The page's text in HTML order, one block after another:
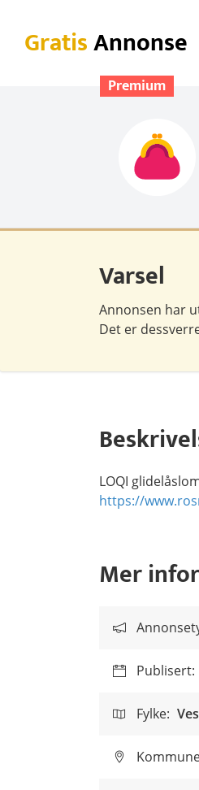
GratisAnnonse
Premium
Varsel
Annonsen har
Det er
LOQI
https://
Mer
Publisert:
Fylke: